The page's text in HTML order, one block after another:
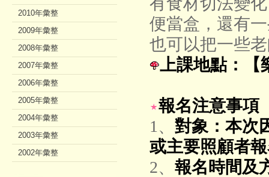
便當盒，還有
也可以把一些
上課地點：【
報名注意事項
1、 對象：本次
或主要照顧者
2、 報名時間及
2010年彙整
2009年彙整
2008年彙整
2007年彙整
2006年彙整
2005年彙整
2004年彙整
2003年彙整
2002年彙整